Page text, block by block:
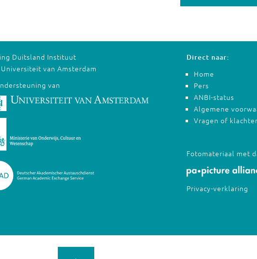
Duitsland Instituut
van Amsterdam
van
Direct naar:
Home
Pers
ANBI-status
Algemene
Vragen of
Fotomateriaal met
Privacy-verklaring